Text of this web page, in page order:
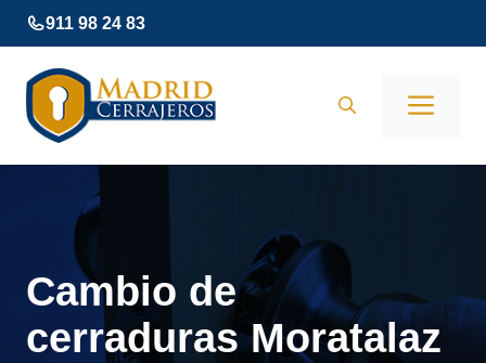
Saltar
al
contenido
911 98 24 83
Cambio de
cerraduras Moratalaz